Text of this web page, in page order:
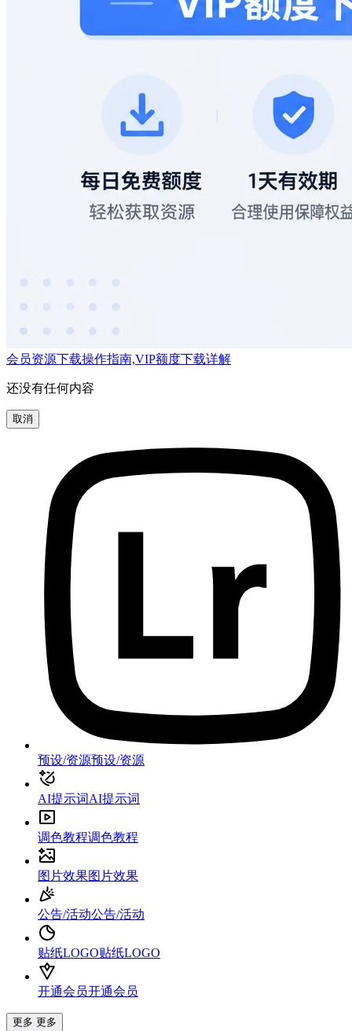
会员资源下载操作指南,VIP额度下载详解
还没有任何内容
取消
预设/资源预设/资源
AI提示词AI提示词
调色教程调色教程
图片效果图片效果
公告/活动公告/活动
贴纸LOGO贴纸LOGO
开通会员开通会员
更多 更多